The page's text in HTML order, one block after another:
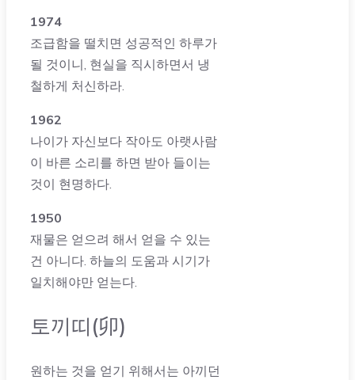
1974
조급함을 떨치면 성공적인 하루가
될 것이니, 현실을 직시하면서 냉
철하게 처신하라.
1962
나이가 자신보다 작아도 아랫사람
이 바른 소리를 하면 받아 들이는
것이 현명하다.
1950
재물은 얻으려 해서 얻을 수 있는
건 아니다. 하늘의 도움과 시기가
일치해야만 얻는다.
토끼띠(卯)
원하는 것을 얻기 위해서는 아끼던